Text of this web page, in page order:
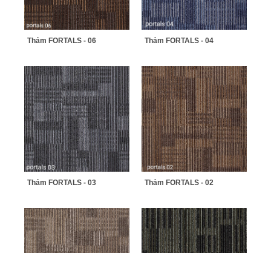
Thảm FORTALS - 06 Thảm FORTALS - 04
Thảm FORTALS - 03 Thảm FORTALS - 02